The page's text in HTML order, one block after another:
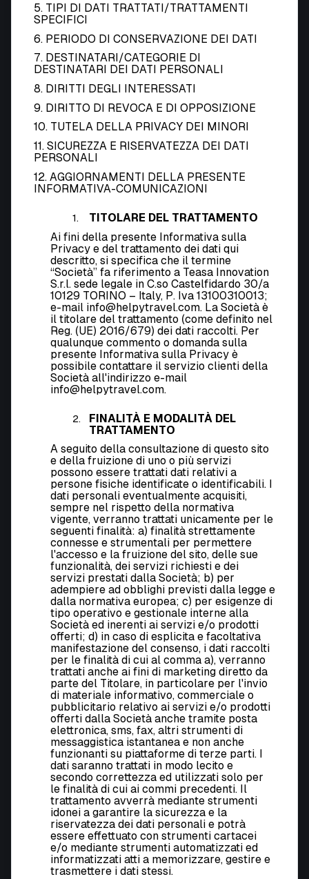
5. TIPI DI DATI TRATTATI/TRATTAMENTI
SPECIFICI
6. PERIODO DI CONSERVAZIONE DEI DATI
7. DESTINATARI/CATEGORIE DI
DESTINATARI DEI DATI PERSONALI
8. DIRITTI DEGLI INTERESSATI
9. DIRITTO DI REVOCA E DI OPPOSIZIONE
10. TUTELA DELLA PRIVACY DEI MINORI
11. SICUREZZA E RISERVATEZZA DEI DATI
PERSONALI
12. AGGIORNAMENTI DELLA PRESENTE
INFORMATIVA-COMUNICAZIONI
TITOLARE DEL TRATTAMENTO
Ai fini della presente Informativa sulla
Privacy e del trattamento dei dati qui
descritto, si specifica che il termine
“Società” fa riferimento a Teasa Innovation
S.r.l. sede legale in C.so Castelfidardo 30/a
10129 TORINO – Italy, P. Iva 13100310013;
e-mail info@helpytravel.com. La Società è
il titolare del trattamento (come definito nel
Reg. (UE) 2016/679) dei dati raccolti. Per
qualunque commento o domanda sulla
presente Informativa sulla Privacy è
possibile contattare il servizio clienti della
Società all'indirizzo e-mail
info@helpytravel.com.
FINALITÀ E MODALITÀ DEL
TRATTAMENTO
A seguito della consultazione di questo sito
e della fruizione di uno o più servizi
possono essere trattati dati relativi a
persone fisiche identificate o identificabili. I
dati personali eventualmente acquisiti,
sempre nel rispetto della normativa
vigente, verranno trattati unicamente per le
seguenti finalità: a) finalità strettamente
connesse e strumentali per permettere
l'accesso e la fruizione del sito, delle sue
funzionalità, dei servizi richiesti e dei
servizi prestati dalla Società; b) per
adempiere ad obblighi previsti dalla legge e
dalla normativa europea; c) per esigenze di
tipo operativo e gestionale interne alla
Società ed inerenti ai servizi e/o prodotti
offerti; d) in caso di esplicita e facoltativa
manifestazione del consenso, i dati raccolti
per le finalità di cui al comma a), verranno
trattati anche ai fini di marketing diretto da
parte del Titolare, in particolare per l'invio
di materiale informativo, commerciale o
pubblicitario relativo ai servizi e/o prodotti
offerti dalla Società anche tramite posta
elettronica, sms, fax, altri strumenti di
messaggistica istantanea e non anche
funzionanti su piattaforme di terze parti. I
dati saranno trattati in modo lecito e
secondo correttezza ed utilizzati solo per
le finalità di cui ai commi precedenti. Il
trattamento avverrà mediante strumenti
idonei a garantire la sicurezza e la
riservatezza dei dati personali e potrà
essere effettuato con strumenti cartacei
e/o mediante strumenti automatizzati ed
informatizzati atti a memorizzare, gestire e
trasmettere i dati stessi.